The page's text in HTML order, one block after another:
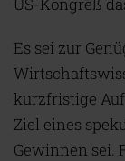
Es sei zur
kurzfristige
Ziel eines
Gewinnen sei.